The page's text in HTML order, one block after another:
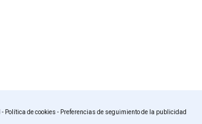
- Política de cookies - Preferencias de seguimiento de la publicidad